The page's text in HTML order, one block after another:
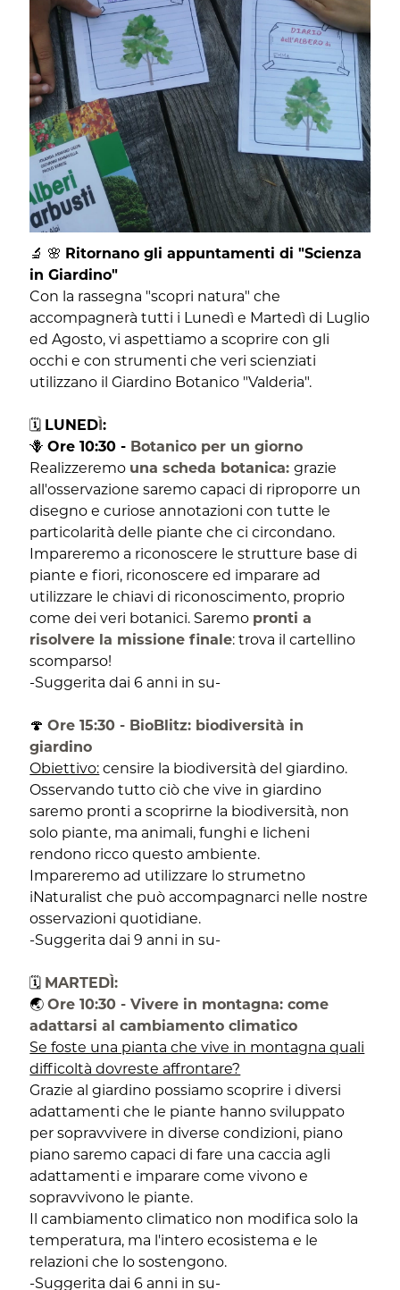
🔬 🌸 Ritornano gli appuntamenti di "Scienza
in Giardino"
Con la rassegna "scopri natura" che
accompagnerà tutti i Lunedì e Martedì di Luglio
ed Agosto, vi aspettiamo a scoprire con gli
occhi e con strumenti che veri scienziati
utilizzano il Giardino Botanico "Valderia".
🗓️ LUNEDÌ:
🪻Ore 10:30 - Botanico per un giorno
Realizzeremo una scheda botanica:grazie
all'osservazione saremo capaci di riproporre un
disegno e curiose annotazioni con tutte le
particolarità delle piante che ci circondano.
Impareremo a riconoscere le strutture base di
piante e fiori, riconoscere ed imparare ad
utilizzare le chiavi di riconoscimento, proprio
come dei veri botanici. Saremo pronti a
risolvere la missione finale: trova il cartellino
scomparso!
-Suggerita dai 6 anni in su-
🍄Ore 15:30 - BioBlitz: biodiversità in
giardino
Obiettivo: censire la biodiversità del giardino.
Osservando tutto ciò che vive in giardino
saremo pronti a scoprirne la biodiversità, non
solo piante, ma animali, funghi e licheni
rendono ricco questo ambiente.
Impareremo ad utilizzare lo strumetno
iNaturalist che può accompagnarci nelle nostre
osservazioni quotidiane.
-Suggerita dai 9 anni in su-
🗓️ MARTEDÌ:
🌏Ore 10:30 - Vivere in montagna: come
adattarsi al cambiamento climatico
Se foste una pianta che vive in montagna quali
difficoltà dovreste affrontare?
Grazie al giardino possiamo scoprire i diversi
adattamenti che le piante hanno sviluppato
per sopravvivere in diverse condizioni, piano
piano saremo capaci di fare una caccia agli
adattamenti e imparare come vivono e
sopravvivono le piante.
Il cambiamento climatico non modifica solo la
temperatura, ma l'intero ecosistema e le
relazioni che lo sostengono.
-Suggerita dai 6 anni in su-